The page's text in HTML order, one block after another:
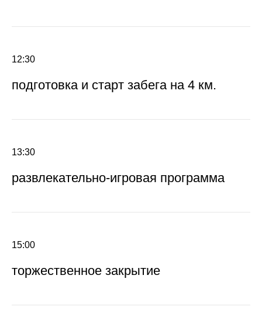
12:30
подготовка и старт забега на 4 км.
13:30
развлекательно-игровая программа
15:00
торжественное закрытие